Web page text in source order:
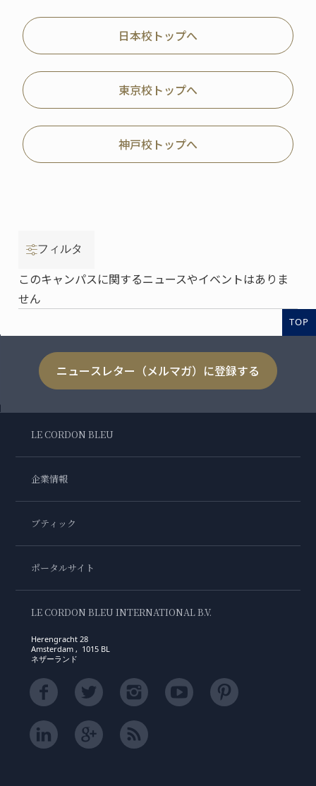
日本校トップへ
東京校トップへ
神戸校トップへ
フィルタ
このキャンパスに関するニュースやイベントはありま
せん
TOP
ニュースレター（メルマガ）に登録する
LE CORDON BLEU
企業情報
ブティック
ポータルサイト
LE CORDON BLEU INTERNATIONAL B.V.
Herengracht 28
Amsterdam , 1015 BL
ネザーランド